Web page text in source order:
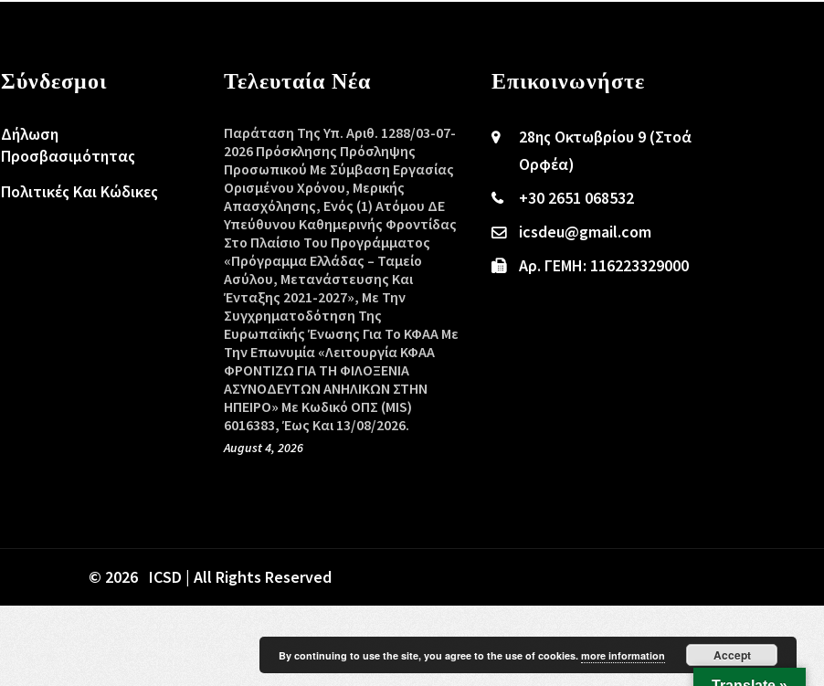
Σύνδεσμοι
Δήλωση
Προσβασιμότητας
Πολιτικές Και Κώδικες
Τελευταία Νέα
Παράταση Της Υπ. Αριθ. 1288/03-07-
2026 Πρόσκλησης Πρόσληψης
Προσωπικού Με Σύμβαση Εργασίας
Ορισμένου Χρόνου, Μερικής
Απασχόλησης, Ενός (1) Ατόμου ΔΕ
Υπεύθυνου Καθημερινής Φροντίδας
Στο Πλαίσιο Του Προγράμματος
«Πρόγραμμα Ελλάδας – Ταμείο
Ασύλου, Μετανάστευσης Και
Ένταξης 2021-2027», Με Την
Συγχρηματοδότηση Της
Ευρωπαϊκής Ένωσης Για Το ΚΦΑΑ Με
Την Επωνυμία «Λειτουργία ΚΦΑΑ
ΦΡΟΝΤΙΖΩ ΓΙΑ ΤΗ ΦΙΛΟΞΕΝΙΑ
ΑΣΥΝΟΔΕΥΤΩΝ ΑΝΗΛΙΚΩΝ ΣΤΗΝ
ΗΠΕΙΡΟ» Με Κωδικό ΟΠΣ (MIS)
6016383, Έως Και 13/08/2026.
August 4, 2026
Επικοινωνήστε
28ης Οκτωβρίου 9 (Στοά
Ορφέα)
+30 2651 068532
icsdeu@gmail.com
Αρ. ΓΕΜΗ: 116223329000
© 2026 ICSD | All Rights Reserved
By continuing to use the site, you agree to the use of cookies. more information Accept